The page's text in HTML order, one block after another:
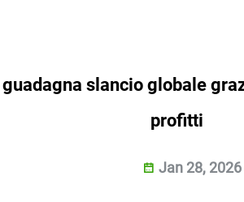
guadagna slancio globale
profitti
Jan 28, 2026